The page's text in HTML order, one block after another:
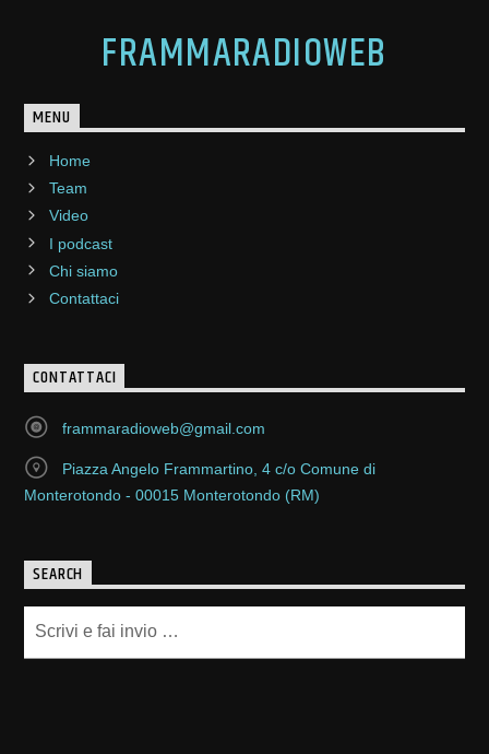
FRAMMARADIOWEB
MENU
Home
Team
Video
I podcast
Chi siamo
Contattaci
CONTATTACI
frammaradioweb@gmail.com
Piazza Angelo Frammartino, 4 c/o Comune di
Monterotondo - 00015 Monterotondo (RM)
SEARCH